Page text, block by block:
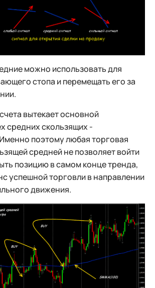
можно использовать для
стопа и перемещать его за
вытекает основной
средних скользящих -
поэтому любая торговая
средней не позволяет войти
позицию в самом конце тренда,
успешной торговли в направлении
движения.